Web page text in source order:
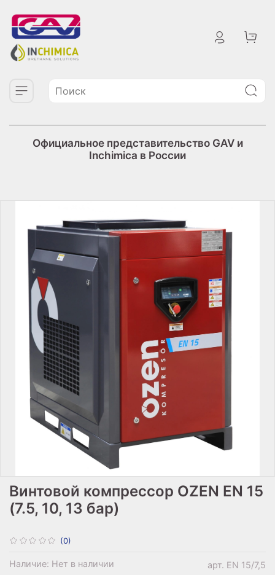
Официальное представительство GAV и
Inchimica в России
(0)
арт. EN 15/7,5
Наличие: Нет в наличии
Винтовой компрессор OZEN EN 15
(7.5, 10, 13 бар)